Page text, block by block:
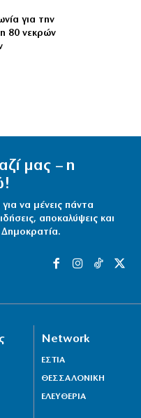
για την
80 νεκρών
μας – η
να μένεις πάντα
αποκαλύψεις και
Δημοκρατία.
Network
ΕΣΤΙΑ
ΘΕΣΣΑΛΟΝΙΚΗ
ΕΛΕΥΘΕΡΙΑ